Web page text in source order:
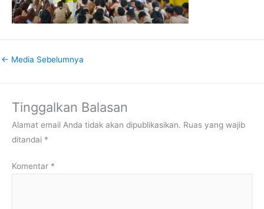
← Media Sebelumnya
Tinggalkan Balasan
Alamat email Anda tidak akan dipublikasikan. Ruas yang wajib
ditandai *
Komentar *